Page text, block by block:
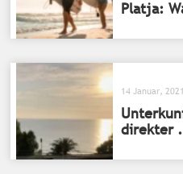
Platja:
14 Januar, 2021
direkter